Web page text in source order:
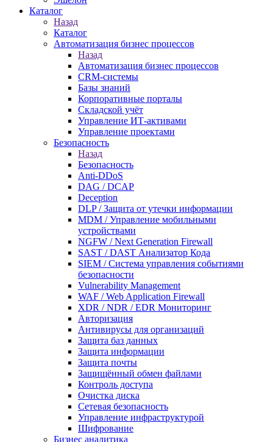
Каталог
Назад
Каталог
Автоматизация бизнес процессов
Назад
Автоматизация бизнес процессов
CRM-системы
Базы знаний
Корпоративные порталы
Складской учёт
Управление ИТ-активами
Управление проектами
Безопасность
Назад
Безопасность
Anti-DDoS
DAG / DCAP
Deception
DLP / Защита от утечки информации
MDM / Управление мобильными
устройствами
NGFW / Next Generation Firewall
SAST / DAST Анализатор Кода
SIEM / Система управления событиями
безопасности
Vulnerability Management
WAF / Web Application Firewall
XDR / NDR / EDR Мониторинг
Авторизация
Антивирусы для организаций
Защита баз данных
Защита информации
Защита почты
Защищённый обмен файлами
Контроль доступа
Очистка диска
Сетевая безопасность
Управление инфраструктурой
Шифрование
Бизнес аналитика